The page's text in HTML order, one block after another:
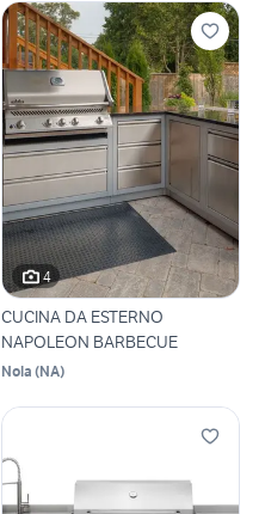
4
CUCINA DA ESTERNO
NAPOLEON BARBECUE
Nola (NA)